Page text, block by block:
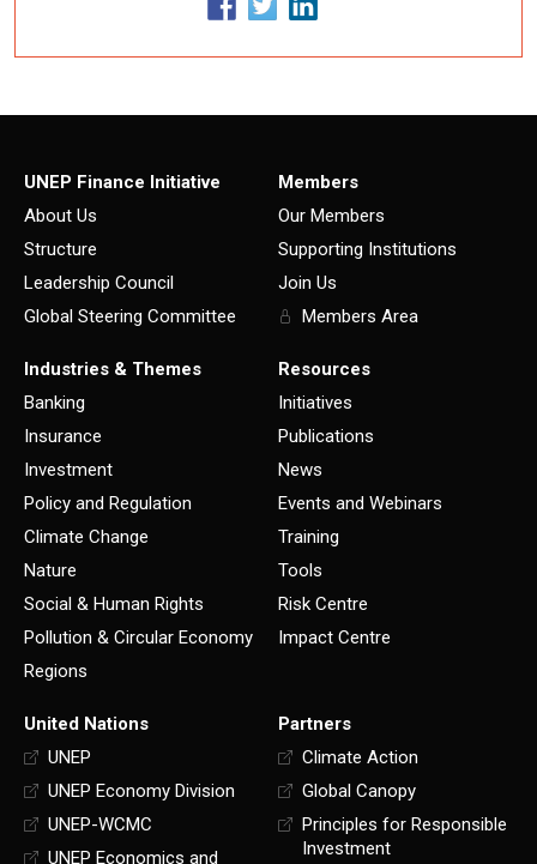
UNEP Finance Initiative
About Us
Structure
Leadership Council
Global Steering Committee
Members
Our Members
Supporting Institutions
Join Us
Members Area
Industries & Themes
Banking
Insurance
Investment
Policy and Regulation
Climate Change
Nature
Social & Human Rights
Pollution & Circular Economy
Regions
Resources
Initiatives
Publications
News
Events and Webinars
Training
Tools
Risk Centre
Impact Centre
United Nations
UNEP
UNEP Economy Division
UNEP-WCMC
UNEP Economics and
Partners
Climate Action
Global Canopy
Principles for Responsible
Investment